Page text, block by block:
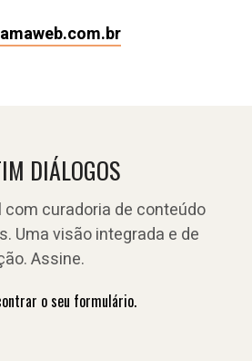
DIÁLOGOS
curadoria de conteúdo
Uma visão integrada e de
Assine.
o seu formulário.